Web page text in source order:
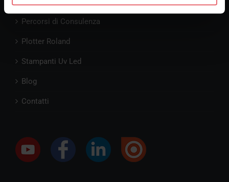
Percorsi di Consulenza
Plotter Roland
Stampanti Uv Led
Blog
Contatti